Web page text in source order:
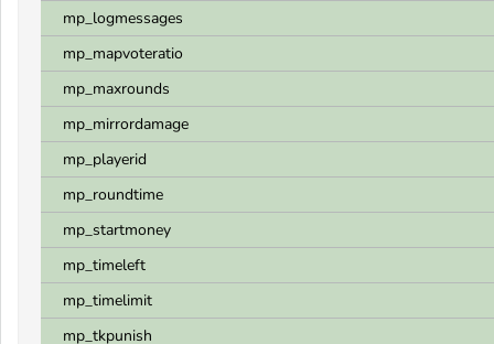
mp_logmessages
mp_mapvoteratio
mp_maxrounds
mp_mirrordamage
mp_playerid
mp_roundtime
mp_startmoney
mp_timeleft
mp_timelimit
mp_tkpunish